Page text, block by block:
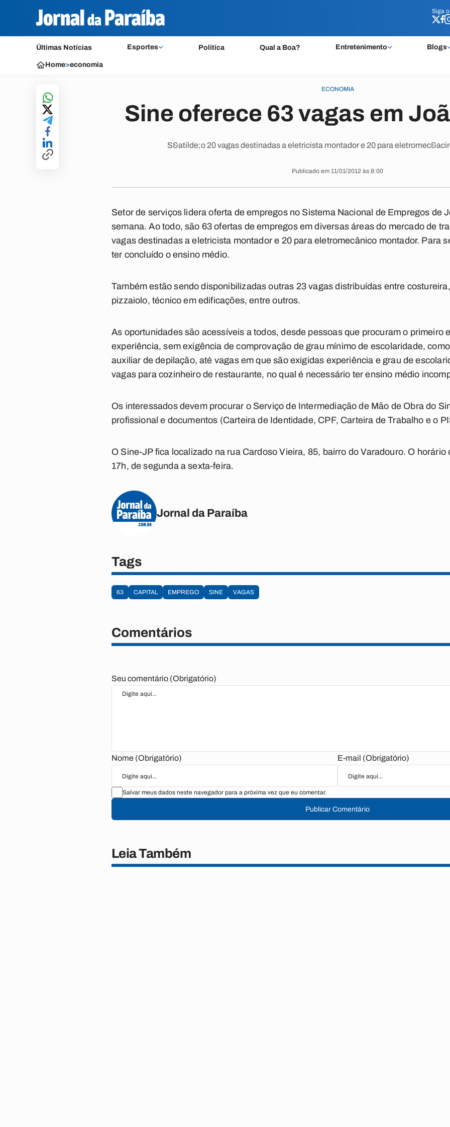
Siga o
Últimas Notícias Esportes Política Qual a Boa? Entretenimento Blogs
Siga o
Home>economia
ECONOMIA
Sine oferece 63 vagas em
S&atilde;o 20 vagas destinadas a eletricista montador e 20 para
Publicado em 11/01/2012 às 8:00
Setor de serviços lidera oferta de empregos no Sistema Nacional de Empregos de
semana. Ao todo, são 63 ofertas de empregos em diversas áreas do mercado de
vagas destinadas a eletricista montador e 20 para eletromecânico montador. Para
ter concluído o ensino médio.
Também estão sendo disponibilizadas outras 23 vagas distribuídas entre
pizzaiolo, técnico em edificações, entre outros.
As oportunidades são acessíveis a todos, desde pessoas que procuram o primeiro
experiência, sem exigência de comprovação de grau mínimo de escolaridade,
auxiliar de depilação, até vagas em que são exigidas experiência e grau de
vagas para cozinheiro de restaurante, no qual é necessário ter ensino médio
Os interessados devem procurar o Serviço de Intermediação de Mão de Obra do
profissional e documentos (Carteira de Identidade, CPF, Carteira de Trabalho e o
O Sine-JP fica localizado na rua Cardoso Vieira, 85, bairro do Varadouro. O horário
17h, de segunda a sexta-feira.
Jornal da Paraíba
Tags
63 CAPITAL EMPREGO SINE VAGAS
Comentários
Seu comentário (Obrigatório)
Nome (Obrigatório) E-mail (Obrigatório)
Salvar meus dados neste navegador para a próxima vez que eu comentar.
Publicar Comentário
Leia Também